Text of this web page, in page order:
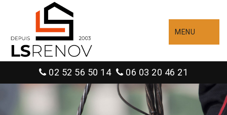
MENU
02 52 56 50 14 06 03 20 46 21